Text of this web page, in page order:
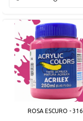
ROSA ESCURO - 316